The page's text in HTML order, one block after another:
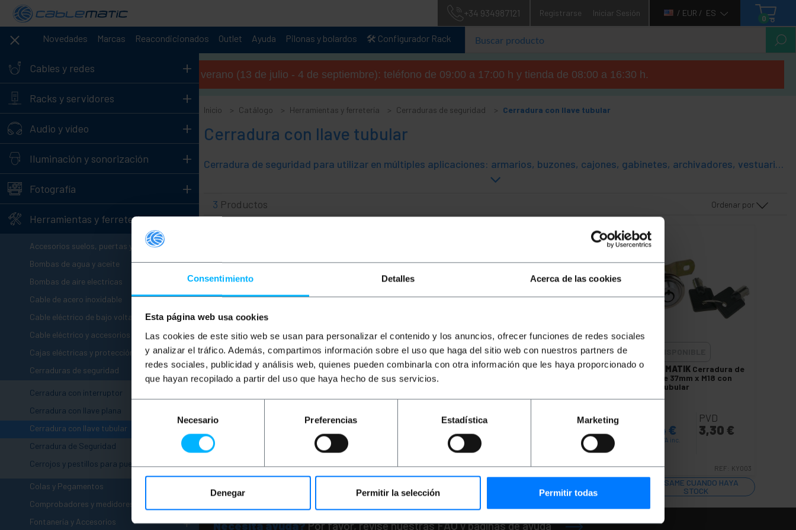
Consentimiento Detalles Acerca de las cookies
Esta página web usa cookies
Las cookies de este sitio web se usan para personalizar el contenido y los anuncios, ofrecer funciones de redes sociales
y analizar el tráfico. Además, compartimos información sobre el uso que haga del sitio web con nuestros partners de
redes sociales, publicidad y análisis web, quienes pueden combinarla con otra información que les haya proporcionado o
que hayan recopilado a partir del uso que haya hecho de sus servicios.
consentimiento
Necesario Preferencias Estadística Marketing
Denegar Permitir la selección Permitir todas
+34 934987121 Registrarse Iniciar Sesión / EUR / ES
0
Novedades Marcas Reacondicionados Outlet Ayuda Pilonas y bolardos 🛠️ Configurador Rack
Cables y redes +
Racks y servidores +
Audio y vídeo +
Iluminación y sonorización +
Fotografía +
Herramientas y ferretería -
Accesorios suelos, puertas y ventanas
Bombas de agua y aceite
Bombas de aire electricas
Cable de acero inoxidable
+
Cable eléctrico de bajo voltaje +
Cable eléctrico y accesorios +
Cajas eléctricas y protección +
Cerraduras de seguridad -
Cerradura con interruptor
Cerradura con llave plana
Cerradura con llave tubular
Cerradura de Seguridad
Cerrojos y pestillos para puertas
Colas y Pegamentos
Comprobadores y medidores
+
Fontanería y Accesorios +
Horario de verano (13 de julio - 4 de septiembre): teléfono de 09:00 a 17:00 h y tienda de 08:00 a 16:30 h.
Inicio Catálogo Herramientas y ferretería Cerraduras de seguridad Cerradura con llave tubular
Cerradura con llave tubular
Cerradura de seguridad para utilizar en múltiples aplicaciones: armarios, buzones, cajones, gabinetes, archivadores, vestuarios, cajas de dinero, etc. Se trata de un bombín cilíndrico, fabricado en metal, que se adapta a la mayoría de necesidades. Dispone de cuerpo con rosca. Se suministra con todos los componentes necesarios, y con dos juegos de llaves.
3 Productos Ordenar por
NO DISPONIBLE
PRIMEMATIKCerradura de
leva de 27mm x M18 con
llave tubular
PVD
4,88€
REF: KY002
NO DISPONIBLE
PRIMEMATIK Cerradura de
PVP
4,06€
4,06€ IVA inc.
REF: KY004
PRIMEMATIK Cerradura de
leva de 37mm x M18 con
llave tubular
3,84 €
IVA inc.
PVD
3,30 €
REF: KY003
AVÍSAME CUANDO HAYA
STOCK
Necesita ayuda?Por favor, revise nuestras FAQ y paginas de ayuda